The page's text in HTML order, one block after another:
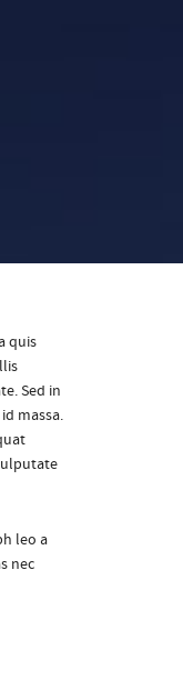
quis
Sed in
massa.
leo a
nec